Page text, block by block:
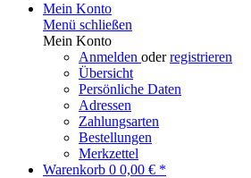
Mein Konto
Menü schließen
Mein Konto
Anmelden oderregistrieren
Übersicht
Persönliche Daten
Adressen
Zahlungsarten
Bestellungen
Merkzettel
Warenkorb 0 0,00 € *